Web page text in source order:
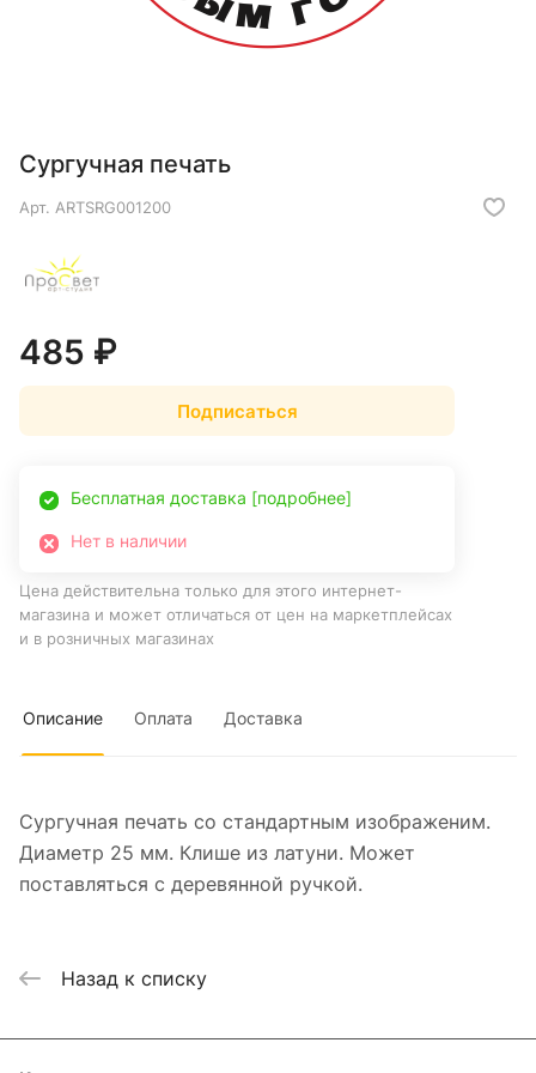
Сургучная печать
Арт. ARTSRG001200
485 ₽
Подписаться
Бесплатная доставка [подробнее]
Нет в наличии
Цена действительна только для этого интернет-
магазина и может отличаться от цен на маркетплейсах
и в розничных магазинах
Описание Оплата Доставка
Сургучная печать со стандартным изображеним.
Диаметр 25 мм. Клише из латуни. Может
поставляться с деревянной ручкой.
Назад к списку